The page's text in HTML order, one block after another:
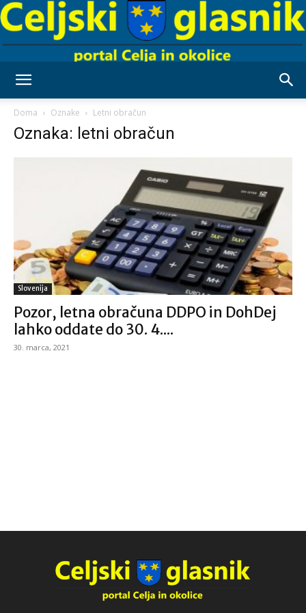
Doma Oznake Letni obračun
Oznaka: letni obračun
Slovenija
Pozor, letna obračuna DDPO in DohDej
lahko oddate do 30. 4....
30. marca, 2021